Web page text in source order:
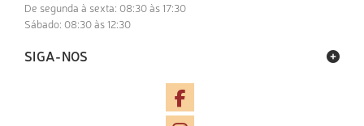
De segunda à sexta: 08:30 às 17:30
Sábado: 08:30 às 12:30
SIGA-NOS